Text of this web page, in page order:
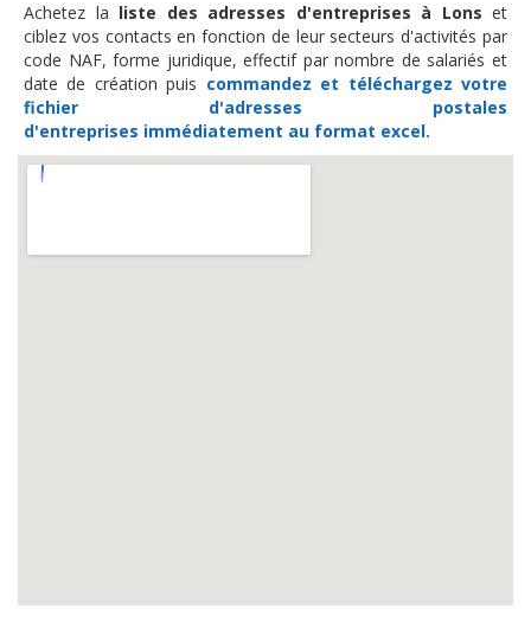
Achetez la liste des adresses d'entreprises à Lons et
ciblez vos contacts en fonction de leur secteurs d'activités par
code NAF, forme juridique, effectif par nombre de salariés et
date de création puis commandez et téléchargezvotre
fichier d'adresses postales
d'entreprises immédiatement au format excel.